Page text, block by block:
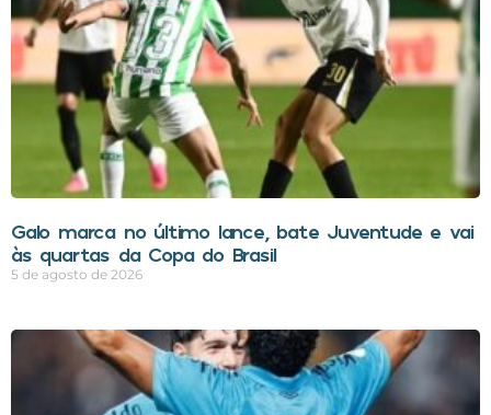
Galo marca no último lance, bate Juventude e vai
às quartas da Copa do Brasil
5 de agosto de 2026